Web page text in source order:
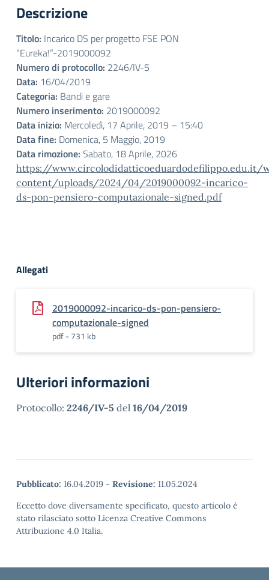
Descrizione
Titolo: Incarico DS per progetto FSE PON
“Eureka!”-2019000092
Numero di protocollo: 2246/IV-5
Data: 16/04/2019
Categoria: Bandi e gare
Numero inserimento: 2019000092
Data inizio: Mercoledì, 17 Aprile, 2019 – 15:40
Data fine: Domenica, 5 Maggio, 2019
Data rimozione: Sabato, 18 Aprile, 2026
https://www.circolodidatticoeduardodefilippo.edu.it/
content/uploads/2024/04/2019000092-incarico-
ds-pon-pensiero-computazionale-signed.pdf
Allegati
2019000092-incarico-ds-pon-pensiero-
computazionale-signed
pdf - 731 kb
Ulteriori informazioni
Protocollo: 2246/IV-5 del 16/04/2019
Pubblicato: 16.04.2019 - Revisione: 11.05.2024
Eccetto dove diversamente specificato, questo articolo è
stato rilasciato sotto Licenza Creative Commons
Attribuzione 4.0 Italia.